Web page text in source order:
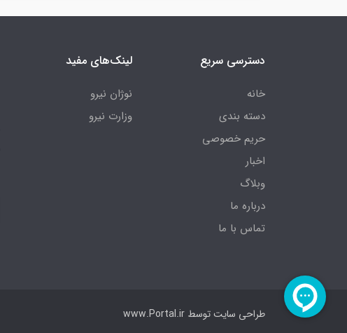
دسترسی سریع
خانه
دسته بندی
حریم خصوصی
اخبار
وبلاگ
درباره ما
تماس با ما
لینک‌های مفید
نوژان نیرو
وزارت نیرو
طراحی سایت توسط www.Portal.ir